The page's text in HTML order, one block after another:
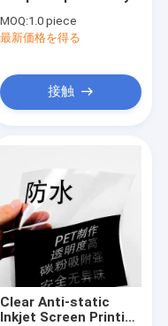
Print Head XP600 UV
Inkjet Printer
MOQ:1.0 piece
最新価格を得る
接触
Clear Anti-static
Inkjet Screen Printing